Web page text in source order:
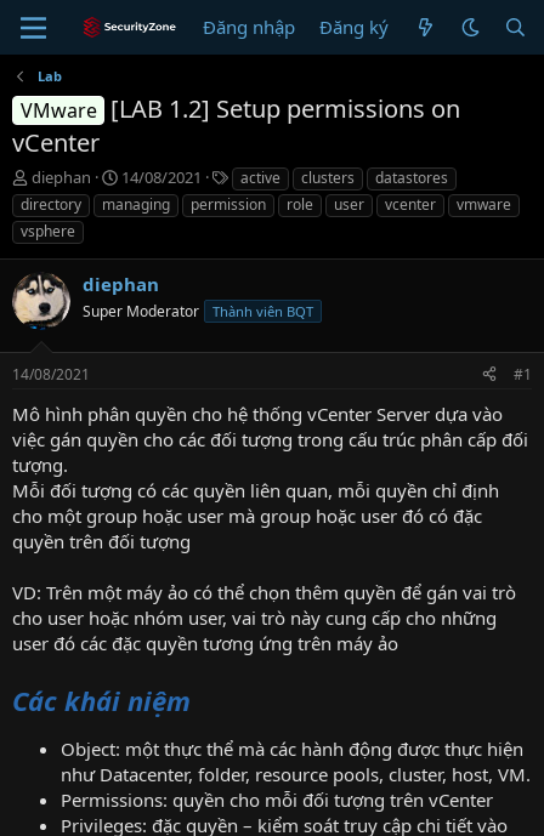
Đăng nhập Đăng ký
Lab
VMware [LAB 1.2] Setup permissions on
vCenter
T
h
r
e
a
d
s
t
a
r
e
r
diephan
N
g
à
g
ử
i
14/08/2021
T
ừ
k
ó
active clusters
datastores
directory
managing permission role user vcenter
vmware
vsphere
diephan
Super Moderator Thành viên BQT
14/08/2021 #1
Mô hình phân quyền cho hệ thống vCenter Server dựa vào
việc gán quyền cho các đối tượng trong cấu trúc phân cấp đối
tượng.
Mỗi đối tượng có các quyền liên quan, mỗi quyền chỉ định
cho một group hoặc user mà group hoặc user đó có đặc
quyền trên đối tượng
VD: Trên một máy ảo có thể chọn thêm quyền để gán vai trò
cho user hoặc nhóm user, vai trò này cung cấp cho những
user đó các đặc quyền tương ứng trên máy ảo
Các khái niệm
Object: một thực thể mà các hành động được thực hiện
như Datacenter, folder, resource pools, cluster, host, VM.
Permissions: quyền cho mỗi đối tượng trên vCenter
Privileges: đặc quyền – kiểm soát truy cập chi tiết vào